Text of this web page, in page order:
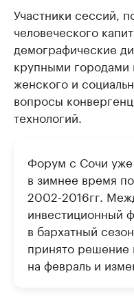
Участники сессий,
человеческого
демографические
крупными городами
женского и
вопросы
технологий.
Форум с Сочи уже
в зимнее время
2002-2016гг.
инвестиционный
в бархатный
принято решение
на февраль и